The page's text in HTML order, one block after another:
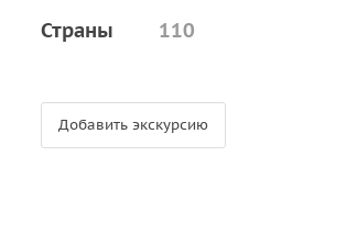
Страны
110
Добавить экскурсию